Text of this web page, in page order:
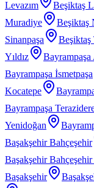
Levazım
Beşiktaş
Muradiye
Beşiktaş
Sinanpaşa
Yıldız
Bayrampaşa
Bayrampaşa İsmetpaşa
Kocatepe
Bayrampaşa
Yenidoğan
Başakşehir Bahçeşehir
Başakşehir Bahçeşehir
Başakşehir